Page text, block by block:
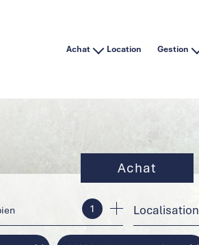
Achat Location Gestion
Achat
de l'ancien
de l'immo pro
1 Localisation